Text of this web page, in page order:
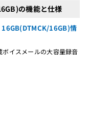
の機能と仕様
16GB)情
イスメールの大容量録音